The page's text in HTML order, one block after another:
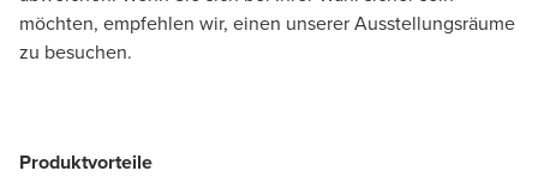
möchten, empfehlen wir, einen unserer Ausstellungsräume
zu besuchen.
Produktvorteile